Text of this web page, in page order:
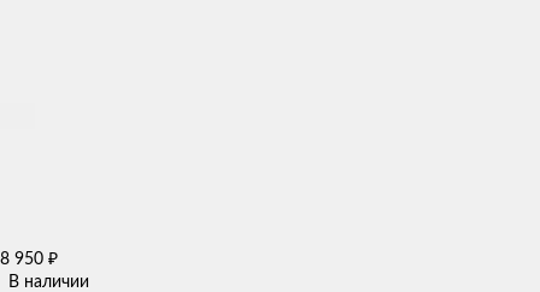
8 950 ₽
В наличии